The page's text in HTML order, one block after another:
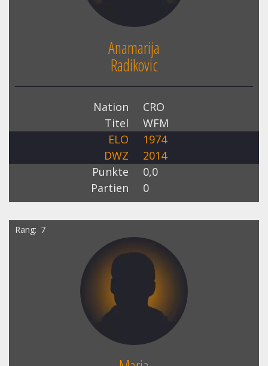
Anamarija
Radikovic
Nation
CRO
Titel
WFM
ELO
1974
DWZ
2014
Punkte
0,0
Partien
0
Rang 7